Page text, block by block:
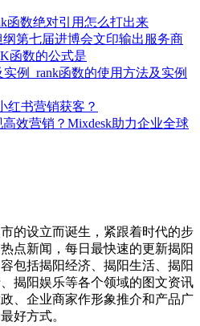
函数绝对引用怎么打出来
第七届进博会文印输出服务商
函数的公式是
例_rank函数的使用方法及实例
红书营销获客？
高效营销？Mixdesk助力企业全球
的设立而诞生，紧跟着时代的步
点新闻，每日最快速的更新揭阳
包括揭阳经济、揭阳生活、揭阳
揭阳娱乐等各个领域的图文资讯
、企业商家作形象推介和产品广
好方式。